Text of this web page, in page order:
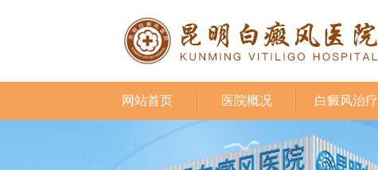
网站首页 医院概况 白癜风治疗